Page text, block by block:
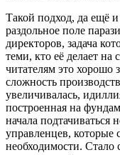
Такой подход, да ещё
раздольное поле
директоров, задача
теми, кто её делает
читателям это
сложность
увеличивалась,
построенная на
начала подтачиваться
управленцев, которые
необходимости.